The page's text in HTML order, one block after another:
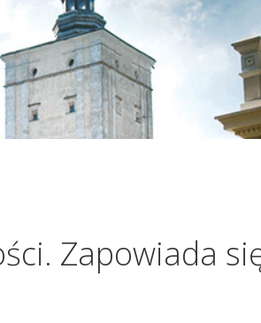
Zapowiada